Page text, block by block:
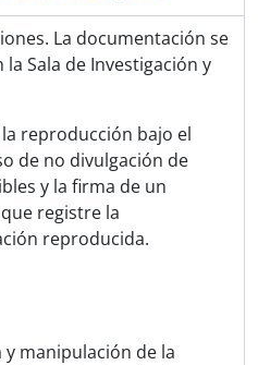
y exposiciones
y Urbanismo
La documentación se
la Sala de Investigación y
reproducción bajo el
de no divulgación de
y la firma de un
registre la
reproducida.
y manipulación de la